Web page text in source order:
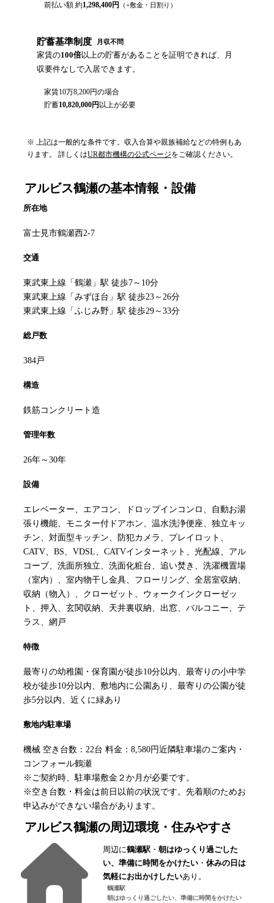
前払い額 約1,298,400円 （+敷金・日割り）
貯蓄基準制度 月収不問
家賃の100倍以上の貯蓄があることを証明できれば、月
収要件なしで入居できます。
家賃10万8,200円の場合
貯蓄10,820,000円以上が必要
※ 上記は一般的な条件です。収入合算や親族補給などの特例もあ
ります。 詳しくはUR都市機構の公式ページをご確認ください。
アルビス鶴瀬の基本情報・設備
所在地
富士見市鶴瀬西2-7
交通
東武東上線「鶴瀬」駅 徒歩7～10分
東武東上線「みずほ台」駅 徒歩23～26分
東武東上線「ふじみ野」駅 徒歩29～33分
総戸数
384戸
構造
鉄筋コンクリート造
管理年数
26年～30年
設備
エレベーター、エアコン、ドロップインコンロ、自動お湯
張り機能、モニター付ドアホン、温水洗浄便座、独立キッ
チン、対面型キッチン、防犯カメラ、プレイロット、
CATV、BS、VDSL、CATVインターネット、光配線、アル
コーブ、洗面所独立、洗面化粧台、追い焚き、洗濯機置場
（室内）、室内物干し金具、フローリング、全居室収納、
収納（物入）、クローゼット、ウォークインクローゼッ
ト、押入、玄関収納、天井裏収納、出窓、バルコニー、テ
ラス、網戸
特徴
最寄りの幼稚園・保育園が徒歩10分以内、最寄りの小中学
校が徒歩10分以内、敷地内に公園あり、最寄りの公園が徒
歩5分以内、近くに緑あり
敷地内駐車場
機械 空き台数：22台 料金：8,580円近隣駐車場のご案内・
コンフォール鶴瀬
※ご契約時、駐車場敷金２か月が必要です。
※空き台数・料金は前日以前の状況です。先着順のためお
申込みができない場合があります。
アルビス鶴瀬の周辺環境・住みやすさ
周辺に鶴瀬駅 ・ 朝はゆっくり過ごした
い、準備に時間をかけたい ・ 休みの日は
気軽にお出かけしたいあり。
鶴瀬駅
朝はゆっくり過ごしたい、準備に時間をかけたい